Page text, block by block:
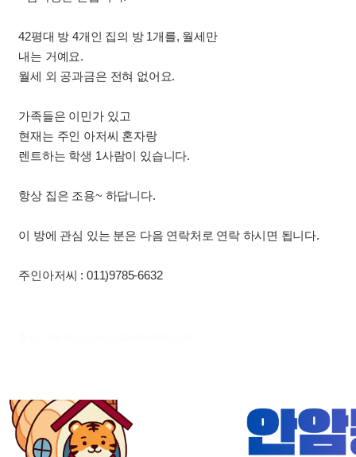
42평대 방 4개인 집의 방 1개를, 월세만
내는 거예요.
월세 외 공과금은 전혀 없어요.
가족들은 이민가 있고
현재는 주인 아저씨 혼자랑
렌트하는 학생 1사람이 있습니다.
항상 집은 조용~ 하답니다.
이 방에 관심 있는 분은 다음 연락처로 연락 하시면 됩니다.
주인아저씨 : 011)9785-6632